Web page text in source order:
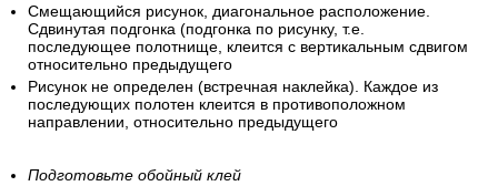
Смещающийся рисунок, диагональное расположение.
Сдвинутая подгонка (подгонка по рисунку, т.е.
последующее полотнище, клеится с вертикальным сдвигом
относительно предыдущего
Рисунок не определен (встречная наклейка). Каждое из
последующих полотен клеится в противоположном
направлении, относительно предыдущего
Подготовьте обойный клей